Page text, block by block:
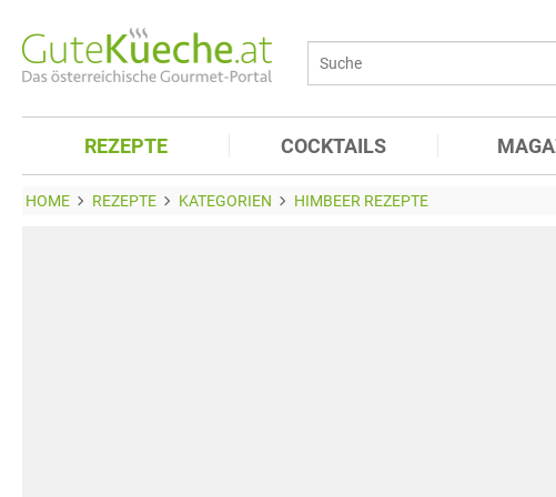
REZEPTE COCKTAILS
HOME REZEPTE KATEGORIEN HIMBEER REZEPTE